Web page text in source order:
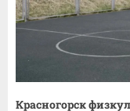
Красногорск